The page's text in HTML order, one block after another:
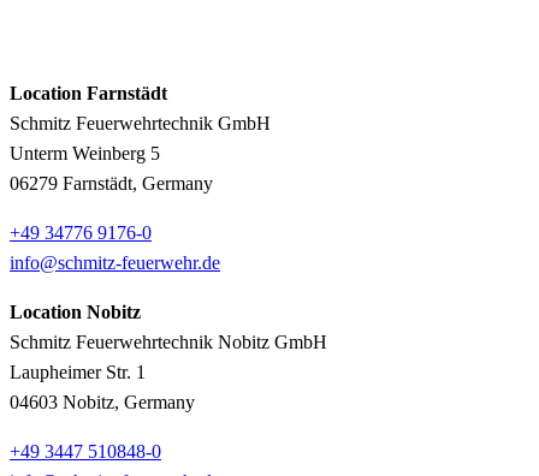
Location Farnstädt
Schmitz Feuerwehrtechnik GmbH
Unterm Weinberg 5
06279 Farnstädt, Germany
+49 34776 9176-0
info@schmitz-feuerwehr.de
Location Nobitz
Schmitz Feuerwehrtechnik Nobitz GmbH
Laupheimer Str. 1
04603 Nobitz, Germany
+49 3447 510848-0